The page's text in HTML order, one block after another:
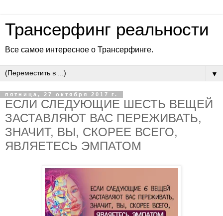
Трансерфинг реальности
Все самое интересное о Трансерфинге.
▼
пятница, 27 октября 2017 г.
ЕСЛИ СЛЕДУЮЩИЕ ШЕСТЬ ВЕЩЕЙ
ЗАСТАВЛЯЮТ ВАС ПЕРЕЖИВАТЬ,
ЗНАЧИТ, ВЫ, СКОРЕЕ ВСЕГО,
ЯВЛЯЕТЕСЬ ЭМПАТОМ